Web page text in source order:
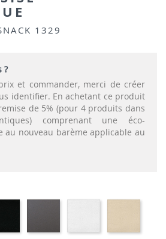
1329
?
et commander, merci de créer
identifier. En achetant ce produit
de 5% (pour 4 produits dans
comprenant une éco-
au nouveau barème applicable au
SIMILI
SIMILI